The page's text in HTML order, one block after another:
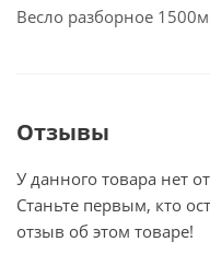
Весло разборное
Отзывы
У данного товара нет
Станьте первым, кто
отзыв об этом товаре!